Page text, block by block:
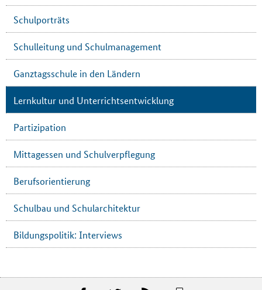
Schulporträts
Schulleitung und Schulmanagement
Ganztagsschule in den Ländern
Lernkultur und Unterrichtsentwicklung
Partizipation
Mittagessen und Schulverpflegung
Berufsorientierung
Schulbau und Schularchitektur
Bildungspolitik: Interviews